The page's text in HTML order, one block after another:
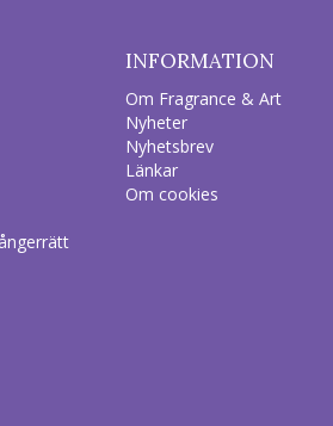
INFORMATION
Om Fragrance & Art
Nyheter
Nyhetsbrev
Länkar
Om cookies